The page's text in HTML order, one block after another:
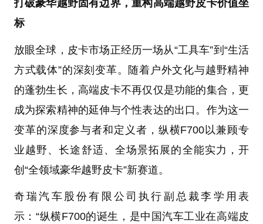
打破豪华越野固有边界，重构高端越野皮卡价值坐
标
放眼全球，皮卡市场正经历一场从“工具车”到“生活
方式载体”的深刻变革。随着户外文化与越野精神
的蓬勃生长，高端皮卡不再仅仅是功能的集合，更
成为探索精神的延伸与个性表达的出口。作为这一
变革的深度参与者和定义者，纵横F700以兼顾专
业越野、长途舒适、全场景拓展的全能实力，开
创“全领域豪华越野皮卡”新赛道。
奇瑞汽车股份有限公司执行副总裁李学用表
示：“纵横F700的诞生，是中国汽车工业在高端皮